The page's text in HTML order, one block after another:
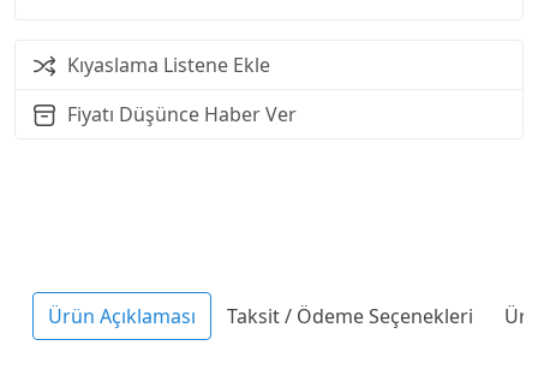
Kıyaslama Listene Ekle
Fiyatı Düşünce Haber Ver
Ürün Açıklaması Taksit / Ödeme Seçenekleri